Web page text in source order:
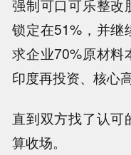
强制可口可乐整改
锁定在51%，并继
求企业70%原材料
印度再投资、核心
直到双方找了认可
算收场。